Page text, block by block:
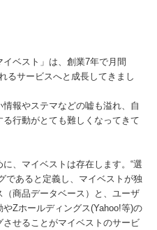
ベスト」は、創業7年で月間
るサービスへと成長してきまし
報やステマなどの嘘も溢れ、自
行動がとても難しくなってきて
、マイベストは存在します。“選
であると定義し、マイベストが独
商品データベース）と、ユーザ
Zホールディングス(Yahoo!等)の
せることがマイベストのサービ